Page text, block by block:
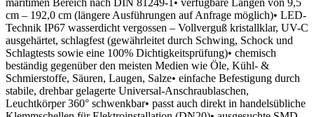
maritimen Bereich nach DIN 81249-1• verfügbare Längen von 9,5
cm – 192,0 cm (längere Ausführungen auf Anfrage möglich)• LED-
Technik IP67 wasserdicht vergossen – Vollverguß kristallklar, UV-C
ausgehärtet, schlagfest (gewährleitet durch Schwing, Schock und
Schlagtests sowie eine 100% Dichtigkeitsprüfung)• chemisch
beständig gegenüber den meisten Medien wie Öle, Kühl- &
Schmierstoffe, Säuren, Laugen, Salze• einfache Befestigung durch
stabile, drehbar gelagerte Universal-Anschraublaschen,
Leuchtkörper 360° schwenkbar• passt auch direkt in handelsübliche